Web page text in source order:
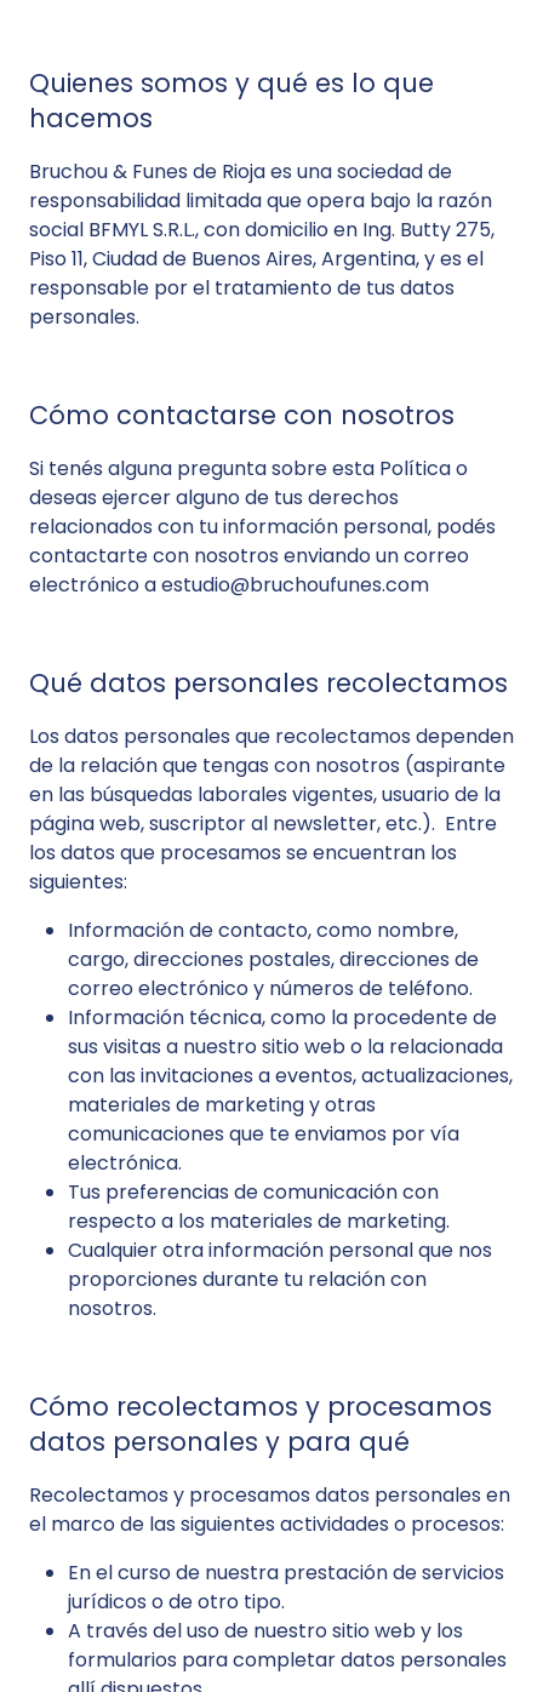
Quienes somos y qué es lo que
hacemos
Bruchou & Funes de Rioja es una sociedad de
responsabilidad limitada que opera bajo la razón
social BFMYL S.R.L., con domicilio en Ing. Butty 275,
Piso 11, Ciudad de Buenos Aires, Argentina, y es el
responsable por el tratamiento de tus datos
personales.
Cómo contactarse con nosotros
Si tenés alguna pregunta sobre esta Política o
deseas ejercer alguno de tus derechos
relacionados con tu información personal, podés
contactarte con nosotros enviando un correo
electrónico a estudio@bruchoufunes.com
Qué datos personales recolectamos
Los datos personales que recolectamos dependen
de la relación que tengas con nosotros (aspirante
en las búsquedas laborales vigentes, usuario de la
página web, suscriptor al newsletter, etc.). Entre
los datos que procesamos se encuentran los
siguientes:
Información de contacto, como nombre,
cargo, direcciones postales, direcciones de
correo electrónico y números de teléfono.
Información técnica, como la procedente de
sus visitas a nuestro sitio web o la relacionada
con las invitaciones a eventos, actualizaciones,
materiales de marketing y otras
comunicaciones que te enviamos por vía
electrónica.
Tus preferencias de comunicación con
respecto a los materiales de marketing.
Cualquier otra información personal que nos
proporciones durante tu relación con
nosotros.
Cómo recolectamos y procesamos
datos personales y para qué
Recolectamos y procesamos datos personales en
el marco de las siguientes actividades o procesos:
En el curso de nuestra prestación de servicios
jurídicos o de otro tipo.
A través del uso de nuestro sitio web y los
formularios para completar datos personales